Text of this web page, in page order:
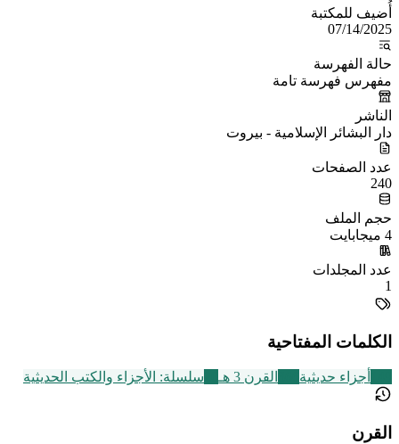
أُضيف للمكتبة
07/14/2025
حالة الفهرسة
مفهرس فهرسة تامة
الناشر
دار البشائر الإسلامية - بيروت
عدد الصفحات
240
حجم الملف
4 ميجابايت
عدد المجلدات
1
الكلمات المفتاحية
أجزاء حديثية القرن 3 هـ سلسلة: الأجزاء والكتب الحديثية
القرن